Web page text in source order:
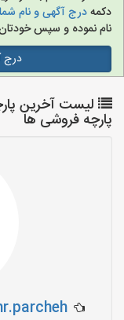
دکمهدرج آگهی و نام
نام نموده و سپس
درج
لیست آخرین
پارچه فروشی ها